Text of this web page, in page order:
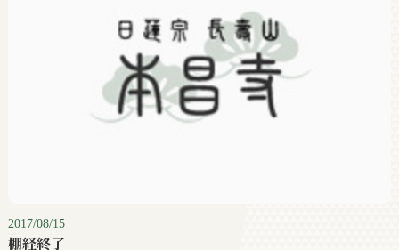
2017/08/15
棚経終了